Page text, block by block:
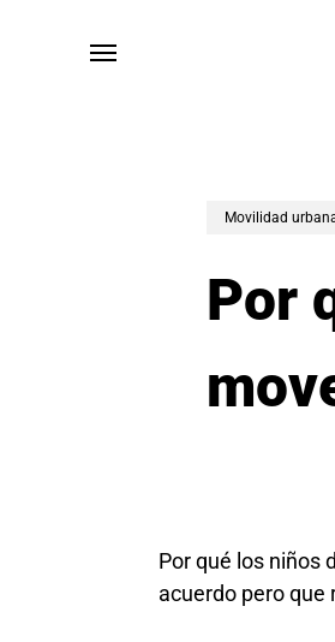
Menú
Movilidad
Por
Por qué los niños
acuerdo pero que